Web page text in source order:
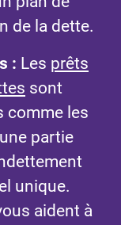
de la dette.
: Les prêts
sont
comme les
partie
unique.
aident à